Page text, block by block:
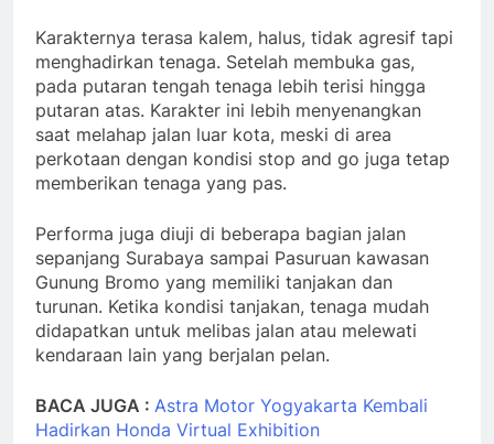
Karakternya terasa kalem, halus, tidak agresif tapi
menghadirkan tenaga. Setelah membuka gas,
pada putaran tengah tenaga lebih terisi hingga
putaran atas. Karakter ini lebih menyenangkan
saat melahap jalan luar kota, meski di area
perkotaan dengan kondisi stop and go juga tetap
memberikan tenaga yang pas.
Performa juga diuji di beberapa bagian jalan
sepanjang Surabaya sampai Pasuruan kawasan
Gunung Bromo yang memiliki tanjakan dan
turunan. Ketika kondisi tanjakan, tenaga mudah
didapatkan untuk melibas jalan atau melewati
kendaraan lain yang berjalan pelan.
BACA JUGA : Astra Motor Yogyakarta Kembali
Hadirkan Honda Virtual Exhibition